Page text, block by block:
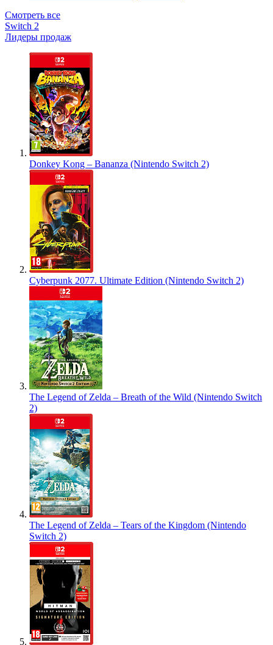
Смотреть все
Switch 2
Лидеры продаж
Donkey Kong – Bananza (Nintendo Switch 2)
Cyberpunk 2077. Ultimate Edition (Nintendo Switch 2)
The Legend of Zelda – Breath of the Wild (Nintendo Switch
2)
The Legend of Zelda – Tears of the Kingdom (Nintendo
Switch 2)